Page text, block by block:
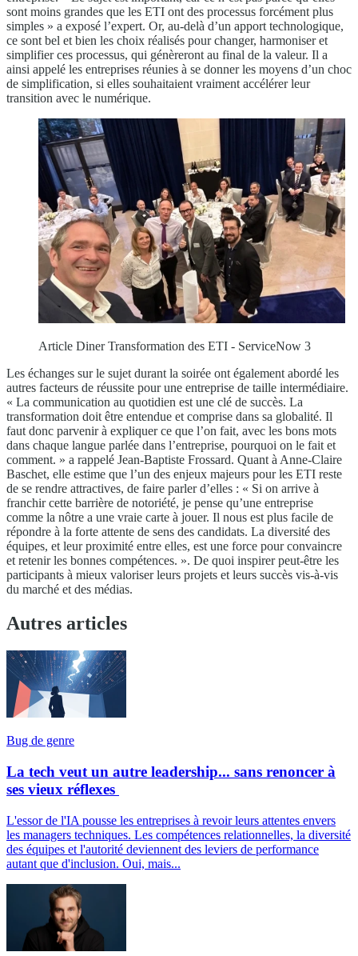
sont moins grandes que les ETI ont des processus forcément plus
simples » a exposé l’expert. Or, au-delà d’un apport technologique,
ce sont bel et bien les choix réalisés pour changer, harmoniser et
simplifier ces processus, qui génèreront au final de la valeur. Il a
ainsi appelé les entreprises réunies à se donner les moyens d’un choc
de simplification, si elles souhaitaient vraiment accélérer leur
transition avec le numérique.
Article Diner Transformation des ETI - ServiceNow 3
Les échanges sur le sujet durant la soirée ont également abordé les
autres facteurs de réussite pour une entreprise de taille intermédiaire.
« La communication au quotidien est une clé de succès. La
transformation doit être entendue et comprise dans sa globalité. Il
faut donc parvenir à expliquer ce que l’on fait, avec les bons mots
dans chaque langue parlée dans l’entreprise, pourquoi on le fait et
comment. » a rappelé Jean-Baptiste Frossard. Quant à Anne-Claire
Baschet, elle estime que l’un des enjeux majeurs pour les ETI reste
de se rendre attractives, de faire parler d’elles : « Si on arrive à
franchir cette barrière de notoriété, je pense qu’une entreprise
comme la nôtre a une vraie carte à jouer. Il nous est plus facile de
répondre à la forte attente de sens des candidats. La diversité des
équipes, et leur proximité entre elles, est une force pour convaincre
et retenir les bonnes compétences. ». De quoi inspirer peut-être les
participants à mieux valoriser leurs projets et leurs succès vis-à-vis
du marché et des médias.
Autres articles
Bug de genre
La tech veut un autre leadership... sans renoncer à
ses vieux réflexes
L'essor de l'IA pousse les entreprises à revoir leurs attentes envers
les managers techniques. Les compétences relationnelles, la diversité
des équipes et l'autorité deviennent des leviers de performance
autant que d'inclusion. Oui, mais...